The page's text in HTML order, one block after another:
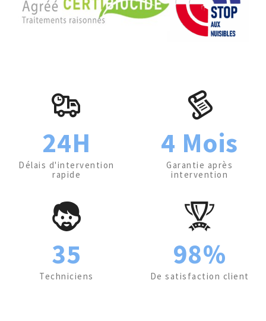
24H
Délais d'intervention
rapide
4 Mois
Garantie après
intervention
35
Techniciens
98%
De satisfaction client